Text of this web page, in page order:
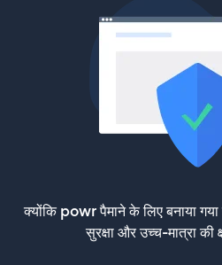
क्योंकि powr पैमाने के लिए बनाया
सुरक्षा और उच्च-मात्रा की